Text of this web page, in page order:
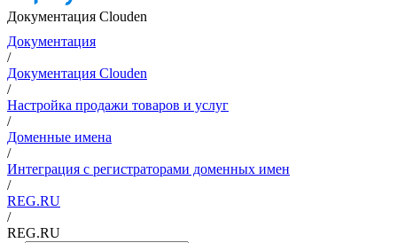
Документация Clouden
Документация
/
Документация Clouden
/
Настройка продажи товаров и услуг
/
Доменные имена
/
Интеграция с регистраторами доменных имен
/
REG.RU
/
REG.RU